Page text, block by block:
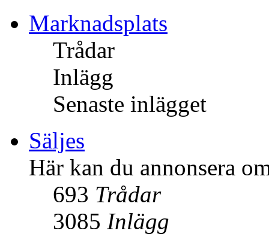
Marknadsplats
Trådar
Inlägg
Senaste inlägget
Säljes
Här kan du annonsera
693 Trådar
3085 Inlägg